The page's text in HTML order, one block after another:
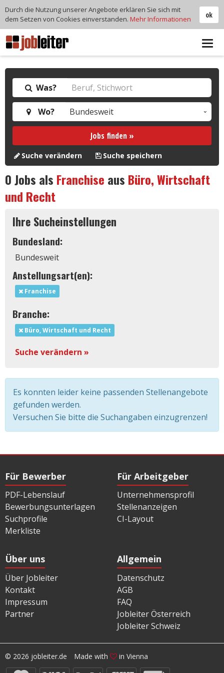
Was?
Wo?
Jobs finden »
Suche verändern Suche speichern
0Jobs als Franchise aus Büro, Wirtschaft
und Recht
Ihre Sucheinstellungen
Bundesland:
Bundesweit
Anstellungsart(en):
Franchise
Branche:
Büro, Wirtschaft und Recht
Suche verändern »
Es konnten leider keine passenden Stellenangebote
gefunden werden.
Versuchen Sie bitte die Suchangaben einzugrenzen!
Für Bewerber
PDF-Lebenslauf
Bewerbungsunterlagen
Suchprofile
Merkliste
Für Arbeitgeber
Unternehmensprofil
Stellenanzeigen
CI-Layout
Über uns
Über Jobleiter
Kontakt
Impressum
Partner
Allgemein
Datenschutz
AGB
FAQ
Jobleiter Österreich
Jobleiter Schweiz
© 2026 jobleiter.de Made with in Vienna
ok
Durch die Nutzung unserer Angebote erklären Sie sich mit
dem Setzen von Cookies einverstanden. Mehr Informationen